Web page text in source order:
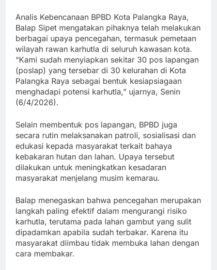
Analis Kebencanaan BPBD Kota Palangka Raya,
Balap Sipet mengatakan pihaknya telah melakukan
berbagai upaya pencegahan, termasuk pemetaan
wilayah rawan karhutla di seluruh kawasan kota.
“Kami sudah menyiapkan sekitar 30 pos lapangan
(poslap) yang tersebar di 30 kelurahan di Kota
Palangka Raya sebagai bentuk kesiapsiagaan
menghadapi potensi karhutla,” ujarnya, Senin
(6/4/2026).
Selain membentuk pos lapangan, BPBD juga
secara rutin melaksanakan patroli, sosialisasi dan
edukasi kepada masyarakat terkait bahaya
kebakaran hutan dan lahan. Upaya tersebut
dilakukan untuk meningkatkan kesadaran
masyarakat menjelang musim kemarau.
Balap menegaskan bahwa pencegahan merupakan
langkah paling efektif dalam mengurangi risiko
karhutla, terutama pada lahan gambut yang sulit
dipadamkan apabila sudah terbakar. Karena itu
masyarakat diimbau tidak membuka lahan dengan
cara membakar.